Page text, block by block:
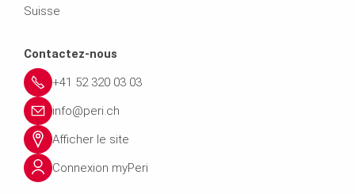
Suisse
Contactez-nous
+41 52 320 03 03
info@peri.ch
Afficher le site
Connexion myPeri